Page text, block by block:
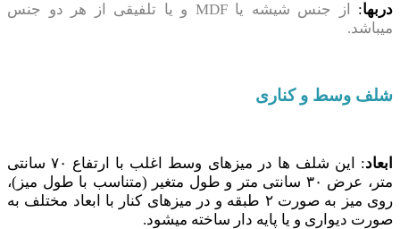
دربها:
از جنس شیشه یا MDF و یا تلفیقی از هر دو جنس
میباشد.
شلف وسط و کناری
ابعاد
: این شلف ها در میزهای وسط اغلب با ارتفاع ۷۰ سانتی
متر، عرض ۳۰ سانتی متر و طول متغیر (متناسب با طول میز)،
روی میز به صورت ۲ طبقه و در میزهای کنار با ابعاد مختلف به
صورت دیواری و یا پایه دار ساخته میشود.